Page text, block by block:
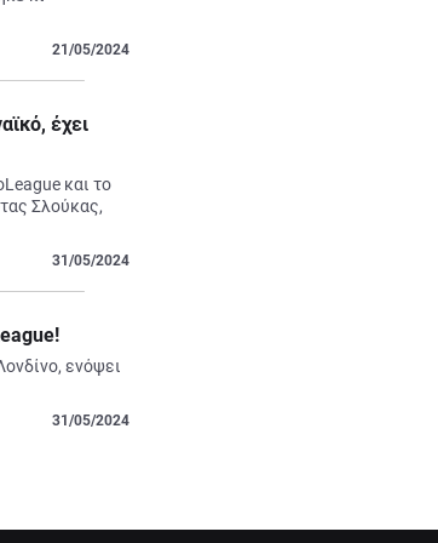
μία
21/05/2024
έχει
και το
Σλούκας,
31/05/2024
ενόψει
31/05/2024